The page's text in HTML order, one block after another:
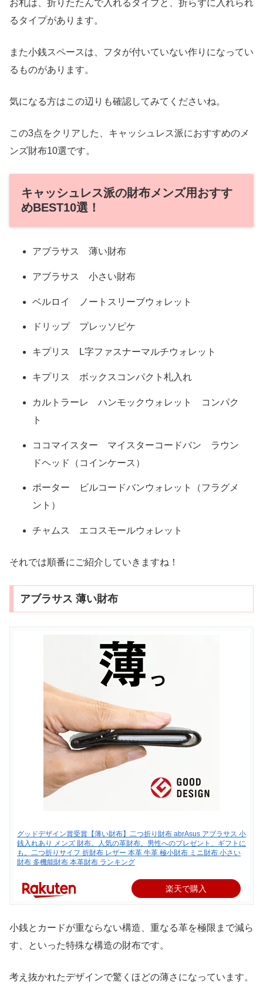
お札は、折りたたんで入れるタイプと、折らずに入れられ
るタイプがあります。
また小銭スペースは、フタが付いていない作りになってい
るものがあります。
気になる方はこの辺りも確認してみてくださいね。
この3点をクリアした、キャッシュレス派におすすめのメ
ンズ財布10選です。
キャッシュレス派の財布メンズ用おすす
めBEST10選！
アブラサス 薄い財布
アブラサス 小さい財布
ベルロイ ノートスリーブウォレット
ドリップ プレッソピケ
キプリス L字ファスナーマルチウォレット
キプリス ボックスコンパクト札入れ
カルトラーレ ハンモックウォレット コンパク
ト
ココマイスター マイスターコードバン ラウン
ドヘッド（コインケース）
ポーター ビルコードバンウォレット（フラグメ
ント）
チャムス エコスモールウォレット
それでは順番にご紹介していきますね！
アブラサス 薄い財布
グッドデザイン賞受賞【薄い財布】二つ折り財布 abrAsus アブラサス 小
銭入れあり メンズ 財布。人気の革財布。男性へのプレゼント、ギフトに
も。二つ折りサイフ 折財布 レザー 本革 牛革 極小財布 ミニ財布 小さい
財布 多機能財布 本革財布 ランキング
楽天で購入
小銭とカードが重ならない構造、重なる革を極限まで減ら
す、といった特殊な構造の財布です。
考え抜かれたデザインで驚くほどの薄さになっています。